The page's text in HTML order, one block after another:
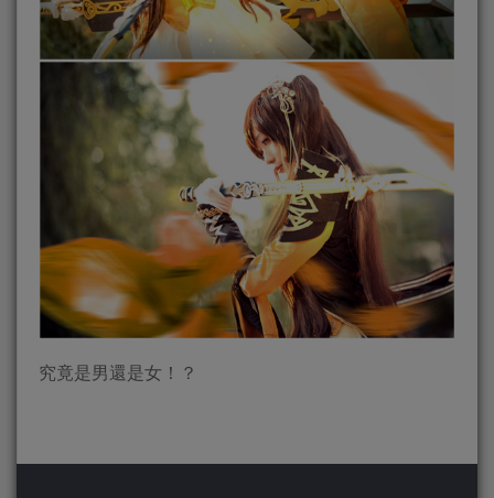
究竟是男還是女！？